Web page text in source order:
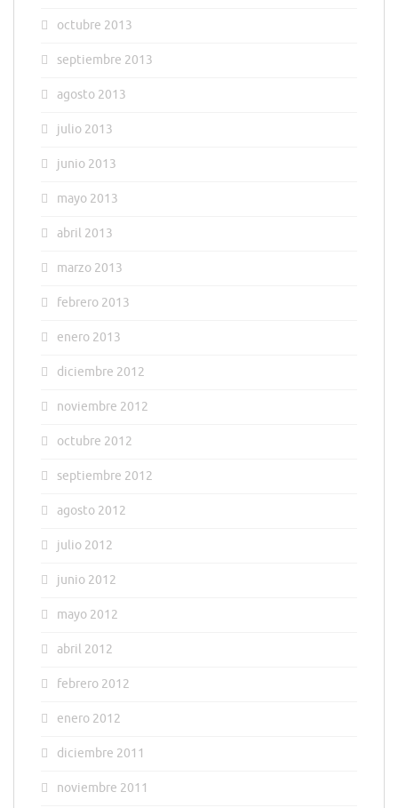
octubre 2013
septiembre 2013
agosto 2013
julio 2013
junio 2013
mayo 2013
abril 2013
marzo 2013
febrero 2013
enero 2013
diciembre 2012
noviembre 2012
octubre 2012
septiembre 2012
agosto 2012
julio 2012
junio 2012
mayo 2012
abril 2012
febrero 2012
enero 2012
diciembre 2011
noviembre 2011